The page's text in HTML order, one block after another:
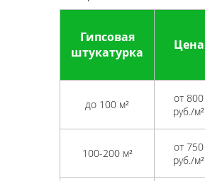
Гипсовая
штукатурка
Цена
до 100 м²
от 800
руб./м²
100-200 м²
от 750
руб./м²